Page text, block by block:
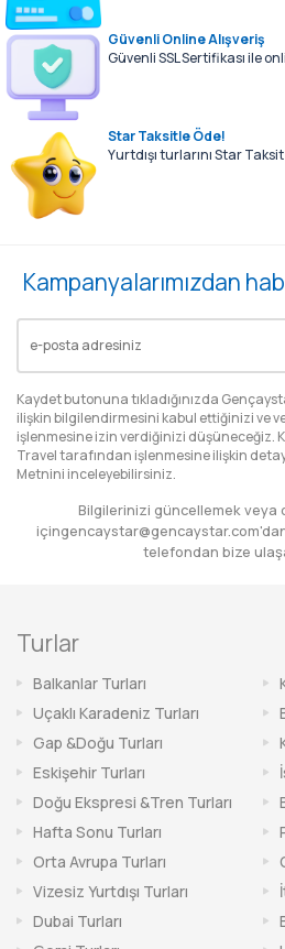
Güvenli Online Alışveriş
Güvenli SSL Sertifikası ile
Star Taksitle Öde!
Yurtdışı turlarını Star
Kampanyalarımızdan
Kaydet butonuna tıkladığınızda
ilişkin bilgilendirmesini kabul ettiğinizi ve
işlenmesine izin verdiğinizi düşüneceğiz.
Travel tarafından işlenmesine ilişkin
Metnini inceleyebilirsiniz.
Bilgilerinizi güncellemek veya
içingencaystar@gencaystar.com
telefondan bize
Turlar
Balkanlar Turları
Uçaklı Karadeniz Turları
Gap &Doğu Turları
Eskişehir Turları
Doğu Ekspresi &Tren Turları
Hafta Sonu Turları
Orta Avrupa Turları
Vizesiz Yurtdışı Turları
Dubai Turları